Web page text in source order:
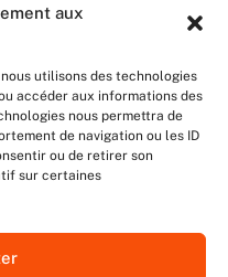
aux
utilisons des technologies
accéder aux informations des
nous permettra de
de navigation ou les ID
ou de retirer son
sur certaines
SOCIAUX
I